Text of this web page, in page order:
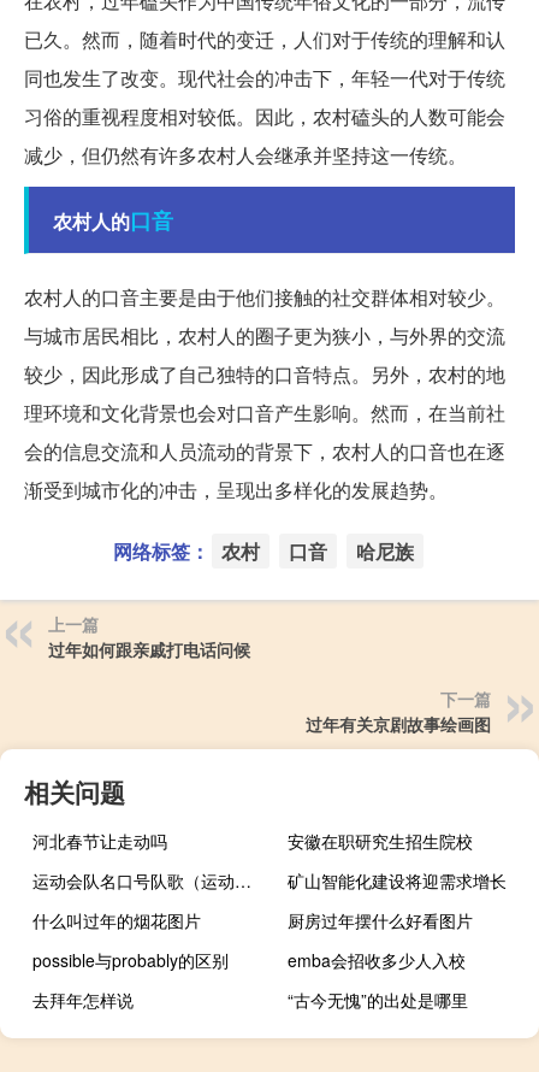
已久。然而，随着时代的变迁，人们对于传统的理解和认
同也发生了改变。现代社会的冲击下，年轻一代对于传统
习俗的重视程度相对较低。因此，农村磕头的人数可能会
减少，但仍然有许多农村人会继承并坚持这一传统。
农村人的口音
农村人的口音主要是由于他们接触的社交群体相对较少。
与城市居民相比，农村人的圈子更为狭小，与外界的交流
较少，因此形成了自己独特的口音特点。另外，农村的地
理环境和文化背景也会对口音产生影响。然而，在当前社
会的信息交流和人员流动的背景下，农村人的口音也在逐
渐受到城市化的冲击，呈现出多样化的发展趋势。
网络标签： 农村 口音 哈尼族
上一篇
过年如何跟亲戚打电话问候
下一篇
过年有关京剧故事绘画图
相关问题
河北春节让走动吗
安徽在职研究生招生院校
运动会队名口号队歌（运动会队名 口号）
矿山智能化建设将迎需求增长
什么叫过年的烟花图片
厨房过年摆什么好看图片
possible与probably的区别
emba会招收多少人入校
去拜年怎样说
“古今无愧”的出处是哪里